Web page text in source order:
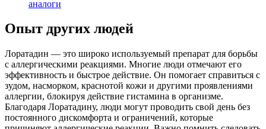
аналоги
Опыт других людей
Лоратадин — это широко используемый препарат для борьбы
с аллергическими реакциями. Многие люди отмечают его
эффективность и быстрое действие. Он помогает справиться с
зудом, насморком, краснотой кожи и другими проявлениями
аллергии, блокируя действие гистамина в организме.
Благодаря Лоратадину, люди могут проводить свой день без
постоянного дискомфорта и ограничений, которые